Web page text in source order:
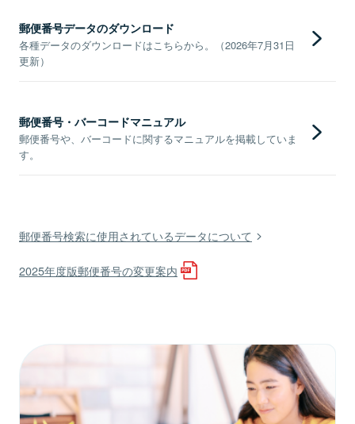
郵便番号データのダウンロード
各種データのダウンロードはこちらから。（2026年7月31日
更新）
郵便番号・バーコードマニュアル
郵便番号や、バーコードに関するマニュアルを掲載していま
す。
郵便番号検索に使用されているデータについて
2025年度版郵便番号の変更案内